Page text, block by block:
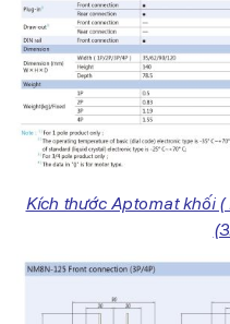
Kích thước Aptomat khối (